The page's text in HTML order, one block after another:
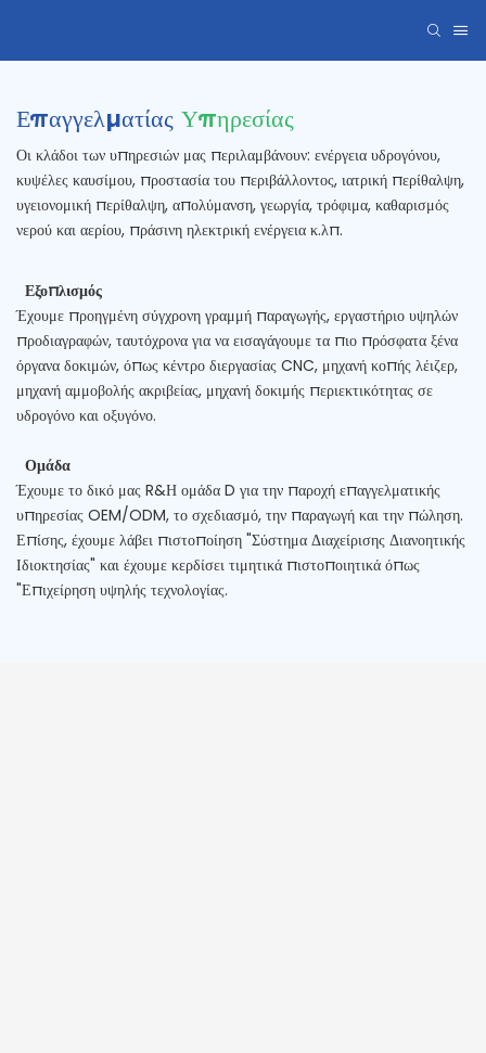
Επαγγελματίας Υπηρεσίας
Οι κλάδοι των υπηρεσιών μας περιλαμβάνουν: ενέργεια υδρογόνου,
κυψέλες καυσίμου, προστασία του περιβάλλοντος, ιατρική περίθαλψη,
υγειονομική περίθαλψη, απολύμανση, γεωργία, τρόφιμα, καθαρισμός
νερού και αερίου, πράσινη ηλεκτρική ενέργεια κ.λπ.
Εξοπλισμός
Έχουμε προηγμένη σύγχρονη γραμμή παραγωγής, εργαστήριο υψηλών
προδιαγραφών, ταυτόχρονα για να εισαγάγουμε τα πιο πρόσφατα ξένα
όργανα δοκιμών, όπως κέντρο διεργασίας CNC, μηχανή κοπής λέιζερ,
μηχανή αμμοβολής ακριβείας, μηχανή δοκιμής περιεκτικότητας σε
υδρογόνο και οξυγόνο.
Ομάδα
Έχουμε το δικό μας R&Η ομάδα D για την παροχή επαγγελματικής
υπηρεσίας OEM/ODM, το σχεδιασμό, την παραγωγή και την πώληση.
Επίσης, έχουμε λάβει πιστοποίηση "Σύστημα Διαχείρισης Διανοητικής
Ιδιοκτησίας" και έχουμε κερδίσει τιμητικά πιστοποιητικά όπως
"Επιχείρηση υψηλής τεχνολογίας.